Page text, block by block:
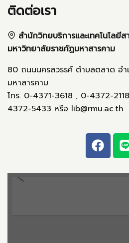
ติดต่อเรา
สำนักวิทยบริการและเทคโนโลยีส
มหาวิทยาลัยราชภัฏมหาสารคาม
80 ถนนนครสวรรค์ ตำบลตลาด อำ
มหาสารคาม
โทร. 0-4371-3618 , 0-4372-
4372-5433 หรือ lib@rmu.ac.th